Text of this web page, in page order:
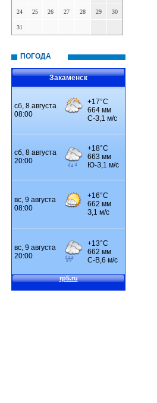
24 25 26 27 28 29 30
31
ПОГОДА
Закаменск